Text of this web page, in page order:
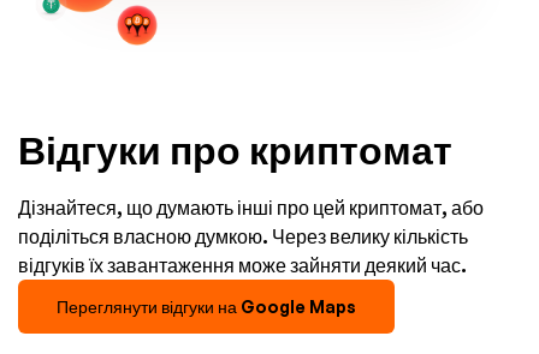
Відгуки про криптомат
Дізнайтеся, що думають інші про цей криптомат, або
поділіться власною думкою. Через велику кількість
відгуків їх завантаження може зайняти деякий час.
Переглянути відгуки на Google Maps